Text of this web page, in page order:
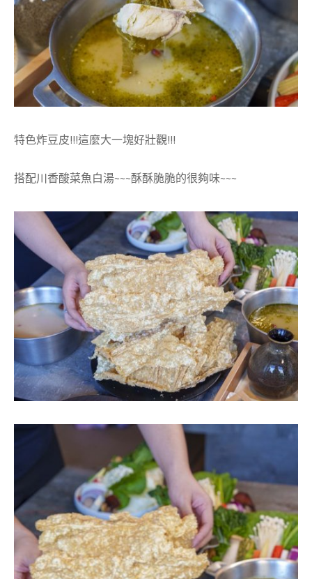
特色炸豆皮!!!這麼大一塊好壯觀!!!
搭配川香酸菜魚白湯~~~酥酥脆脆的很夠味~~~